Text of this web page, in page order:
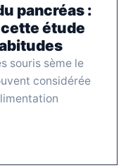
pancréas :
étude
souris sème le
considérée